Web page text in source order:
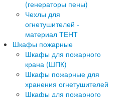
(генераторы пены)
Чехлы для
огнетушителей -
материал ТЕНТ
Шкафы пожарные
Шкафы для пожарного
крана (ШПК)
Шкафы пожарные для
хранения огнетушителей
Шкафы для пожарного